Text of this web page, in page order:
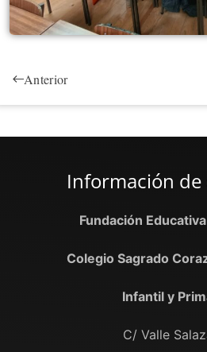
Anterior
Información
Fundación
Colegio Sagrado
Infantil y
C/ Valle